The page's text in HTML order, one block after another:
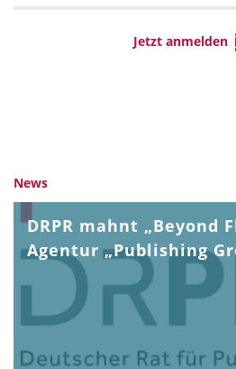
News
DRPR mahnt „Beyond
Agentur „Publishing